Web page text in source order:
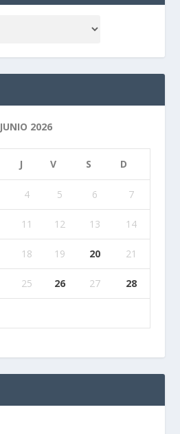
JUNIO 2026
J V S D
4 5 6 7
11 12 13 14
18 19 20 21
25 26 27 28